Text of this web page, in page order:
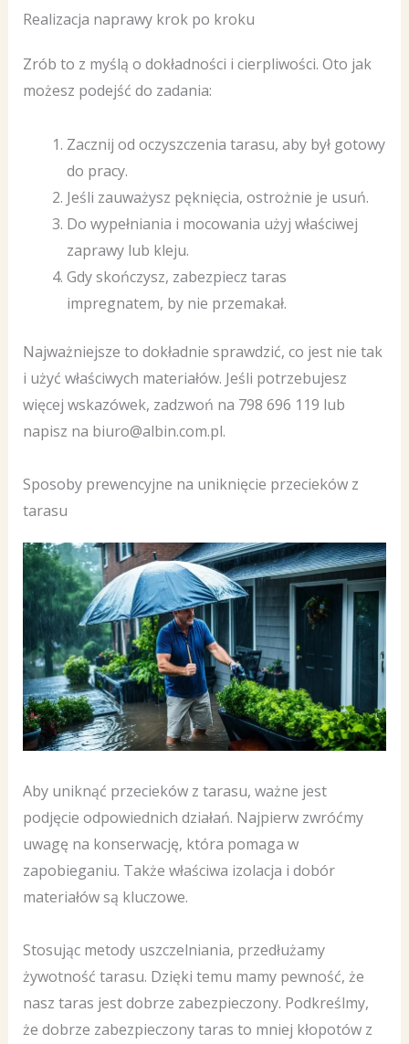
Realizacja naprawy krok po kroku
Zrób to z myślą o dokładności i cierpliwości. Oto jak
możesz podejść do zadania:
Zacznij od oczyszczenia tarasu, aby był gotowy
do pracy.
Jeśli zauważysz pęknięcia, ostrożnie je usuń.
Do wypełniania i mocowania użyj właściwej
zaprawy lub kleju.
Gdy skończysz, zabezpiecz taras
impregnatem, by nie przemakał.
Najważniejsze to dokładnie sprawdzić, co jest nie tak
i użyć właściwych materiałów. Jeśli potrzebujesz
więcej wskazówek, zadzwoń na 798 696 119 lub
napisz na biuro@albin.com.pl.
Sposoby prewencyjne na uniknięcie przecieków z
tarasu
Aby uniknąć przecieków z tarasu, ważne jest
podjęcie odpowiednich działań. Najpierw zwróćmy
uwagę na konserwację, która pomaga w
zapobieganiu. Także właściwa izolacja i dobór
materiałów są kluczowe.
Stosując metody uszczelniania, przedłużamy
żywotność tarasu. Dzięki temu mamy pewność, że
nasz taras jest dobrze zabezpieczony. Podkreślmy,
że dobrze zabezpieczony taras to mniej kłopotów z